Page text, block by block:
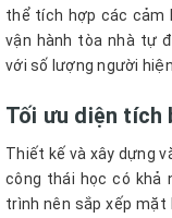
thể tích hợp các cảm
vận hành tòa nhà tự
với số lượng người
Tối ưu diện tích
Thiết kế và xây dựng
công thái học có khả
trình nên sắp xếp